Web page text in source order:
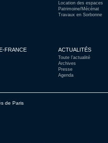
Location des espaces
Patrimoine/Mécénat
Travaux en Sorbonne
FRANCE ACTUALITÉS
Toute l’actualité
Archives
Presse
Agenda
de Paris